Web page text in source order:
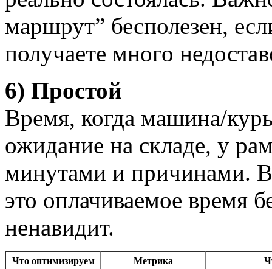
маршрут” бесполезен,
получаете много
6) Простой
Время, когда машина/
ожидание на складе, у
минутами и причинами.
это оплачиваемое время
ненавидит.
Что оптимизируем Метрика